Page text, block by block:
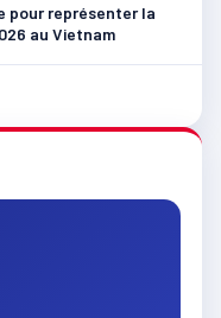
pour représenter la
au Vietnam